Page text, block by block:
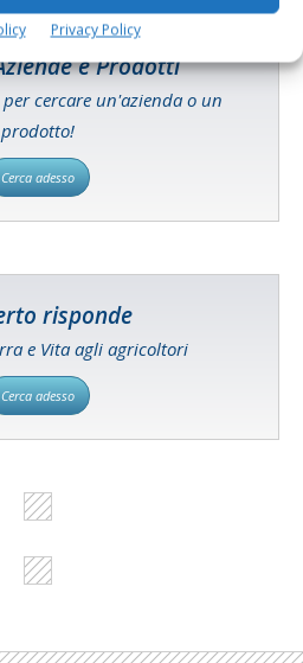
Privacy Policy
e Prodotti
cercare un'azienda o un
prodotto!
Cerca adesso
risponde
e Vita agli agricoltori
Cerca adesso